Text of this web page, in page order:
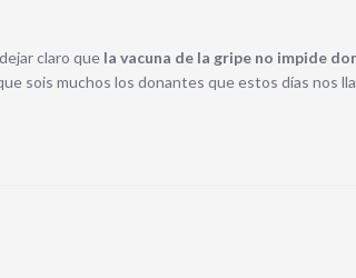
claro quela vacuna de la gripe no impide
sois muchos los donantes que estos días nos